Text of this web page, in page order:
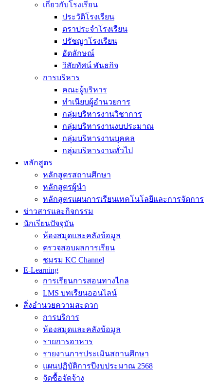
เกี่ยวกับโรงเรียน
ประวัติโรงเรียน
ตราประจำโรงเรียน
ปรัชญาโรงเรียน
อัตลักษณ์
วิสัยทัศน์ พันธกิจ
การบริหาร
คณะผู้บริหาร
ทำเนียบผู้อำนวยการ
กลุ่มบริหารงานวิชาการ
กลุ่มบริหารงานงบประมาณ
กลุ่มบริหารงานบุคคล
กลุ่มบริหารงานทั่วไป
หลักสูตร
หลักสูตรสถานศึกษา
หลักสูตรผู้นำ
หลักสูตรแผนการเรียนเทคโนโลยีและการจัดการ
ข่าวสารและกิจกรรม
นักเรียนปัจจุบัน
ห้องสมุดและคลังข้อมูล
ตรวจสอบผลการเรียน
ชมรม KC Channel
E-Learning
การเรียนการสอนทางไกล
LMS บทเรียนออนไลน์
สิ่งอำนวยความสะดวก
การบริการ
ห้องสมุดและคลังข้อมูล
รายการอาหาร
รายงานการประเมินสถานศึกษา
แผนปฏิบัติการปีงบประมาณ 2568
จัดซื้อจัดจ้าง